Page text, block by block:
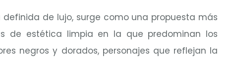
de lujo, surge como una propuesta más
de estética limpia en la que predominan los
negros y dorados, personajes que reflejan la